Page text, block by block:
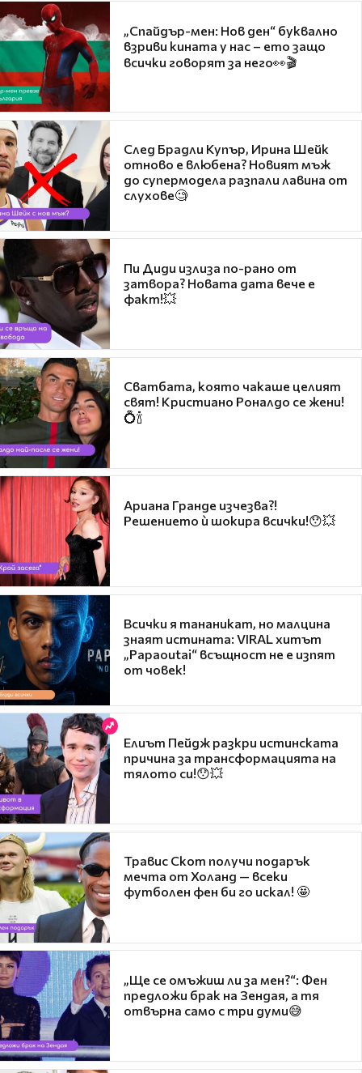
„Спайдър-мен: Нов ден“ буквално
взриви кината у нас – ето защо
всички говорят за него👀🎬
След Брадли Купър, Ирина Шейк
отново е влюбена? Новият мъж
до супермодела разпали лавина от
слухове🧐
Пи Диди излиза по-рано от
затвора? Новата дата вече е
факт!💥
Сватбата, която чакаше целият
свят! Кристиано Роналдо се жени!
💍🍾
Ариана Гранде изчезва?!
Решението ѝ шокира всички!😯💥
Всички я тананикат, но малцина
знаят истината: VIRAL хитът
„Papaoutai“ всъщност не е изпят
от човек!
Елиът Пейдж разкри истинската
причина за трансформацията на
тялото си!😯💥
Травис Скот получи подарък
мечта от Холанд — всеки
футболен фен би го искал! 🤩
„Ще се омъжиш ли за мен?“: Фен
предложи брак на Зендая, а тя
отвърна само с три думи😅